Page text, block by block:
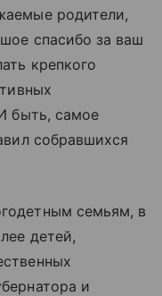
родители,
спасибо за ваш
крепкого
быть, самое
собравшихся
семьям, в
детей,
и